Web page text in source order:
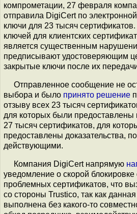
компрометации, 27 февраля
отправила DigiCert по
ключи для 23 тысяч
ключей для клиентских
является существенным
предписывают удостоверяющим
закрытые ключи после их
Отправленное сообщение не
выбора и было принято решение
отзыву всех 23 тысяч
для которых были
27 тысяч сертификатов, для
предоставлены доказательства,
действующими.
Компания DigiCert напрямую
уведомление о скорой блокировке
проблемных сертификатов, что
со стороны Trustico, так как
выполнена без какого-то